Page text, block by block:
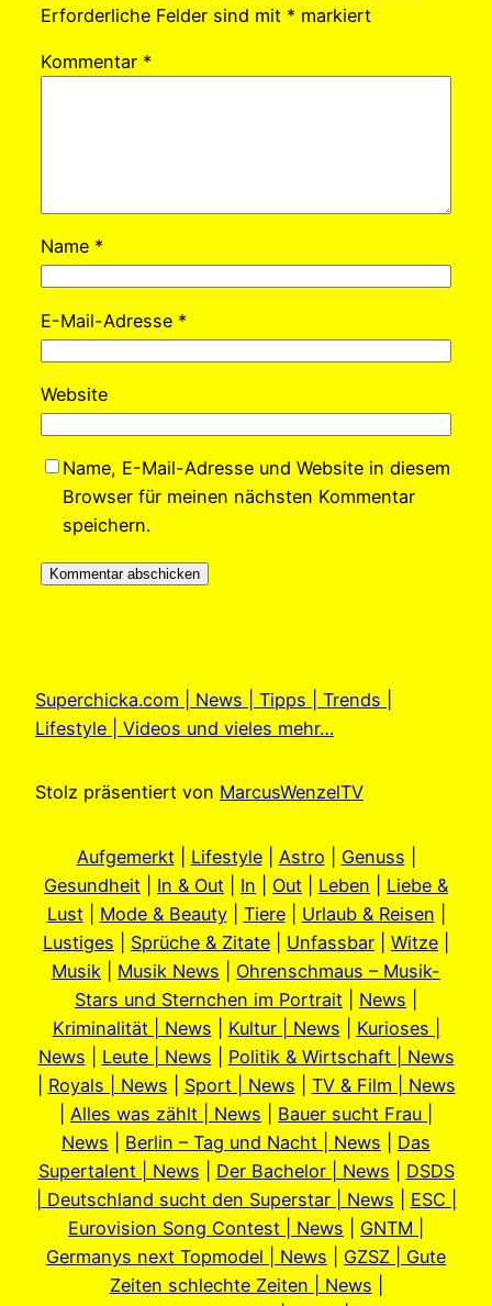
Erforderliche Felder sind mit * markiert
Kommentar *
Name *
E-Mail-Adresse *
Website
Name, E-Mail-Adresse und Website in diesem
Browser für meinen nächsten Kommentar
speichern.
Superchicka.com | News | Tipps | Trends |
Lifestyle | Videos und vieles mehr…
Stolz präsentiert von MarcusWenzelTV
Aufgemerkt| Lifestyle| Astro Genuss
Gesundheit
In & Out In Out Leben
Liebe &
Lust| Mode & Beauty| Tiere| Urlaub & Reisen
Lustiges
Sprüche & Zitate Unfassbar Witze
Musik
Musik News
Ohrenschmaus – Musik-
Stars und Sternchen im Portrait
News
Kriminalität | News
Kultur | News
Kurioses |
News
Leute | News
Politik & Wirtschaft | News
Royals | News Sport | News
TV & Film | News
Alles was zählt | News
Bauer sucht Frau |
News
Berlin – Tag und Nacht | News
Das
Supertalent | News
Der Bachelor | News
DSDS
| Deutschland sucht den Superstar | News
ESC |
Eurovision Song Contest | News
GNTM |
Germanys next Topmodel | News
GZSZ | Gute
Zeiten schlechte Zeiten | News